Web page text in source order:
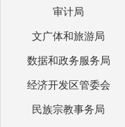
审计局
文广体和旅游局
数据和政务服务局
经济开发区管委会
民族宗教事务局